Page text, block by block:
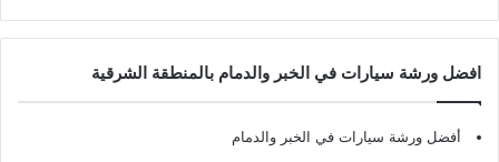
افضل ورشة سيارات في الخبر والدمام بالمنطقة الشرقية
أفضل ورشة سيارات في الخبر والدمام